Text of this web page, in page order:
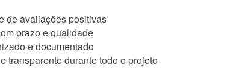
de avaliações positivas
prazo e qualidade
e documentado
transparente durante todo o projeto